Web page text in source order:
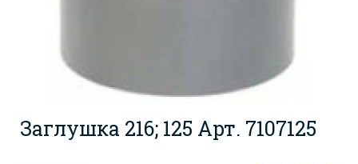
Заглушка 216; 125 Арт. 7107125